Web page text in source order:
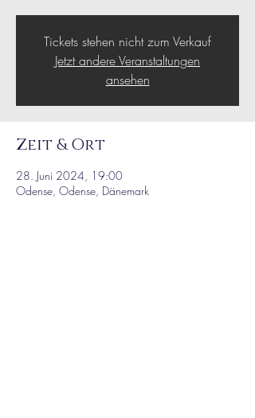
Tickets stehen nicht zum Verkauf
Jetzt andere Veranstaltungen
ansehen
Zeit & Ort
28. Juni 2024, 19:00
Odense, Odense, Dänemark